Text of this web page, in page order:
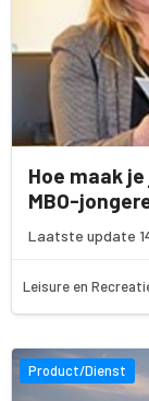
Hoe maak
MBO-
Laatste update
Leisure en
Product/Dienst